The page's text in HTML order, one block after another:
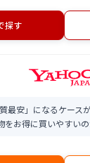
探す
最安」になるケース
お得に買いやすいの